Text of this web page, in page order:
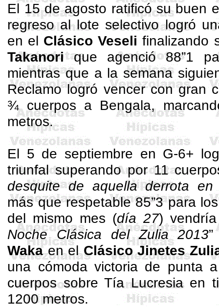
El 15 de agosto ratificó su buen
regreso al lote selectivo logró
en el ClásicoVeseli finalizando
Takanorique agenció 88”1
mientras que a la semana
Reclamo logró vencer con gran
¾ cuerpos a Bengala,
metros.
El 5 de septiembre en G-6+
triunfal superando por 11
desquite de aquella derrota en
más que respetable 85”3 para
del mismo mes (día 27)
Noche Clásica del Zulia 2013
Wakaen elClásico Jinetes
una cómoda victoria de punta
cuerpos sobre TíaLucresiaen
1200 metros.